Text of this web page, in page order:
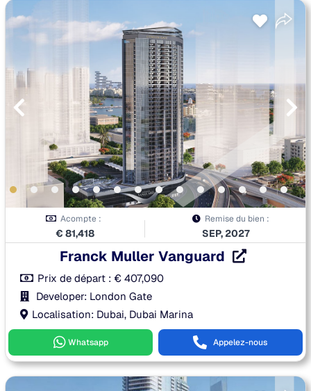
Acompte :
€ 81,418
Remise du bien :
SEP, 2027
Franck Muller Vanguard
Prix de départ :€ 407,090
Developer: London Gate
Localisation: Dubai, Dubai Marina
Whatsapp Appelez-nous